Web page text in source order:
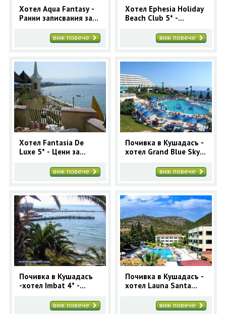
Хотел Aqua Fantasy -
Ранни записвания за
7 нощувкивиж повече
Хотел Ephesia Holiday
Beach Club 5* -
автобус ранни
записвания
виж повече
Хотел Fantasia De
Luxe 5* - Цени за
Кушадасъвиж повече
Почивка в Кушадасъ -
хотел Grand Blue Sky
виж повече
Почивка в Кушадасъ
-хотел Imbat 4* -
виж повече
Почивка в Кушадасъ -
хотел Launa Santa
записваниявиж повече